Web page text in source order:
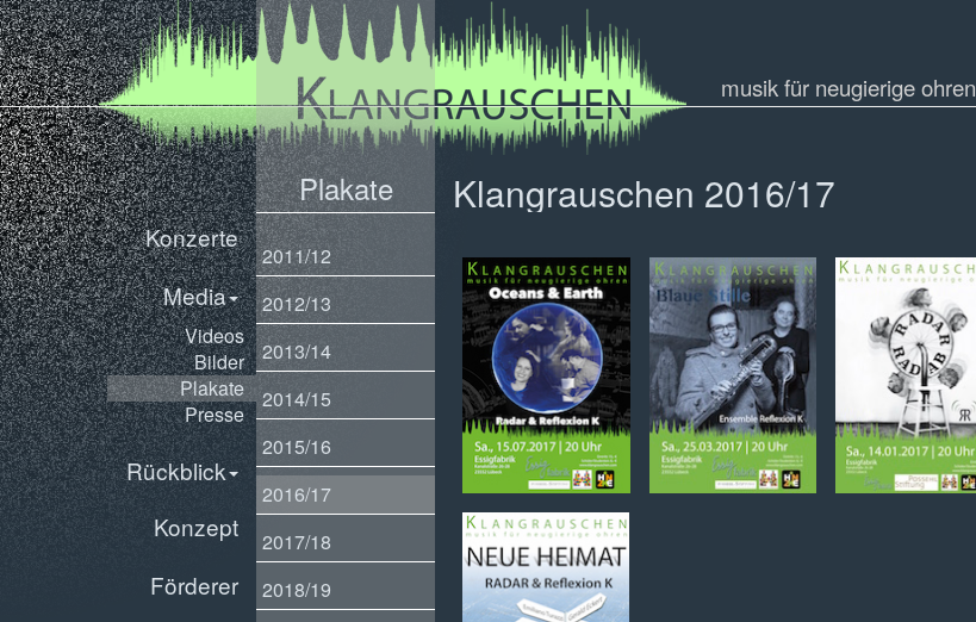
musik für neugierige ohren
Konzerte
Media
Videos
Bilder
Plakate
Presse
Rückblick
Konzept
Förderer
Plakate
2011/12
2012/13
2013/14
2014/15
2015/16
2016/17
2017/18
2018/19
Klangrauschen 2016/17